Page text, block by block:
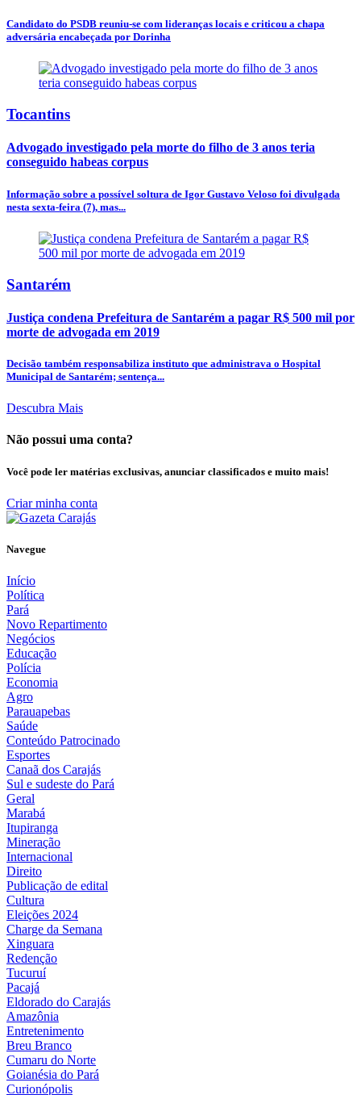
Candidato do PSDB reuniu-se com lideranças locais e criticou a chapa
adversária encabeçada por Dorinha
Tocantins
Advogado investigado pela morte do filho de 3 anos teria
conseguido habeas corpus
Informação sobre a possível soltura de Igor Gustavo Veloso foi divulgada
nesta sexta-feira (7), mas...
Santarém
Justiça condena Prefeitura de Santarém a pagar R$ 500 mil por
morte de advogada em 2019
Decisão também responsabiliza instituto que administrava o Hospital
Municipal de Santarém; sentença...
Descubra Mais
Não possui uma conta?
Você pode ler matérias exclusivas, anunciar classificados e muito mais!
Criar minha conta
Navegue
Início
Política
Pará
Novo Repartimento
Negócios
Educação
Polícia
Economia
Agro
Parauapebas
Saúde
Conteúdo Patrocinado
Esportes
Canaã dos Carajás
Sul e sudeste do Pará
Geral
Marabá
Itupiranga
Mineração
Internacional
Direito
Publicação de edital
Cultura
Eleições 2024
Charge da Semana
Xinguara
Redenção
Tucuruí
Pacajá
Eldorado do Carajás
Amazônia
Entretenimento
Breu Branco
Cumaru do Norte
Goianésia do Pará
Curionópolis